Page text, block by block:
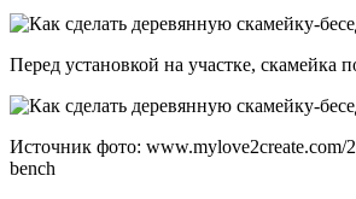
Перед установкой на участке, скамейка
Источник фото: www.mylove2create.com/
bench